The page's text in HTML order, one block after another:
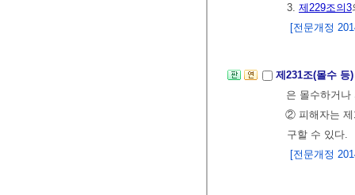
3. 제229조의3
[전문개정
제231조(몰수 등
은 몰수하거
② 피해자는 제
구할 수 있다.
[전문개정